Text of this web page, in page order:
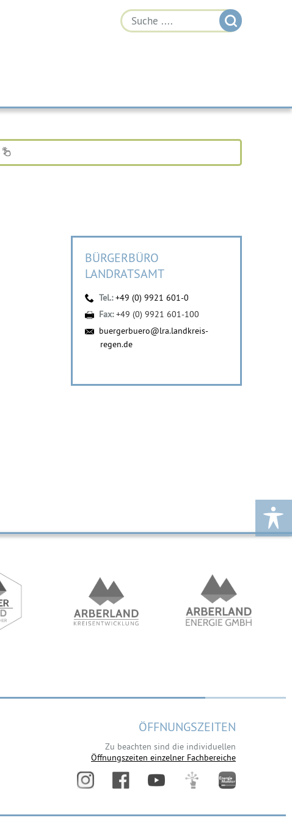
BÜRGERBÜRO
LANDRATSAMT
Tel.:+49 (0) 9921 601-0
Fax:+49 (0) 9921 601-100
buergerbuero@lra.landkreis-
regen.de
ÖFFNUNGSZEITEN
Zu beachten sind die individuellen
Öffnungszeiten einzelner Fachbereiche